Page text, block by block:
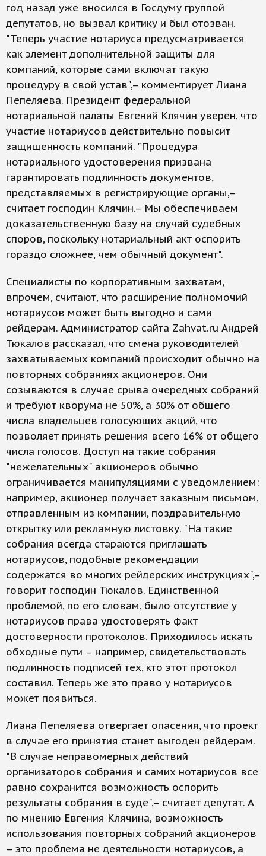
год назад уже вносился в Госдуму группой
депутатов, но вызвал критику и был отозван.
"Теперь участие нотариуса предусматривается
как элемент дополнительной защиты для
компаний, которые сами включат такую
процедуру в свой устав",– комментирует Лиана
Пепеляева. Президент федеральной
нотариальной палаты Евгений Клячин уверен, что
участие нотариусов действительно повысит
защищенность компаний. "Процедура
нотариального удостоверения призвана
гарантировать подлинность документов,
представляемых в регистрирующие органы,–
считает господин Клячин.– Мы обеспечиваем
доказательственную базу на случай судебных
споров, поскольку нотариальный акт оспорить
гораздо сложнее, чем обычный документ".
Специалисты по корпоративным захватам,
впрочем, считают, что расширение полномочий
нотариусов может быть выгодно и сами
рейдерам. Администратор сайта Zahvat.ru Андрей
Тюкалов рассказал, что смена руководителей
захватываемых компаний происходит обычно на
повторных собраниях акционеров. Они
созываются в случае срыва очередных собраний
и требуют кворума не 50%, а 30% от общего
числа владельцев голосующих акций, что
позволяет принять решения всего 16% от общего
числа голосов. Доступ на такие собрания
"нежелательных" акционеров обычно
ограничивается манипуляциями с уведомлением:
например, акционер получает заказным письмом,
отправленным из компании, поздравительную
открытку или рекламную листовку. "На такие
собрания всегда стараются приглашать
нотариусов, подобные рекомендации
содержатся во многих рейдерских инструкциях",–
говорит господин Тюкалов. Единственной
проблемой, по его словам, было отсутствие у
нотариусов права удостоверять факт
достоверности протоколов. Приходилось искать
обходные пути – например, свидетельствовать
подлинность подписей тех, кто этот протокол
составил. Теперь же это право у нотариусов
может появиться.
Лиана Пепеляева отвергает опасения, что проект
в случае его принятия станет выгоден рейдерам.
"В случае неправомерных действий
организаторов собрания и самих нотариусов все
равно сохранится возможность оспорить
результаты собрания в суде",– считает депутат. А
по мнению Евгения Клячина, возможность
использования повторных собраний акционеров
– это проблема не деятельности нотариусов, а